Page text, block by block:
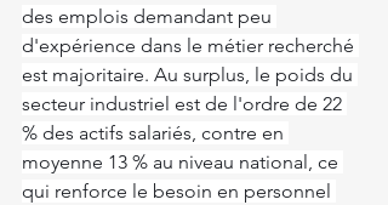
des emplois demandant peu
d'expérience dans le métier recherché
est majoritaire. Au surplus, le poids du
secteur industriel est de l'ordre de 22
% des actifs salariés, contre en
moyenne 13 % au niveau national, ce
qui renforce le besoin en personnel